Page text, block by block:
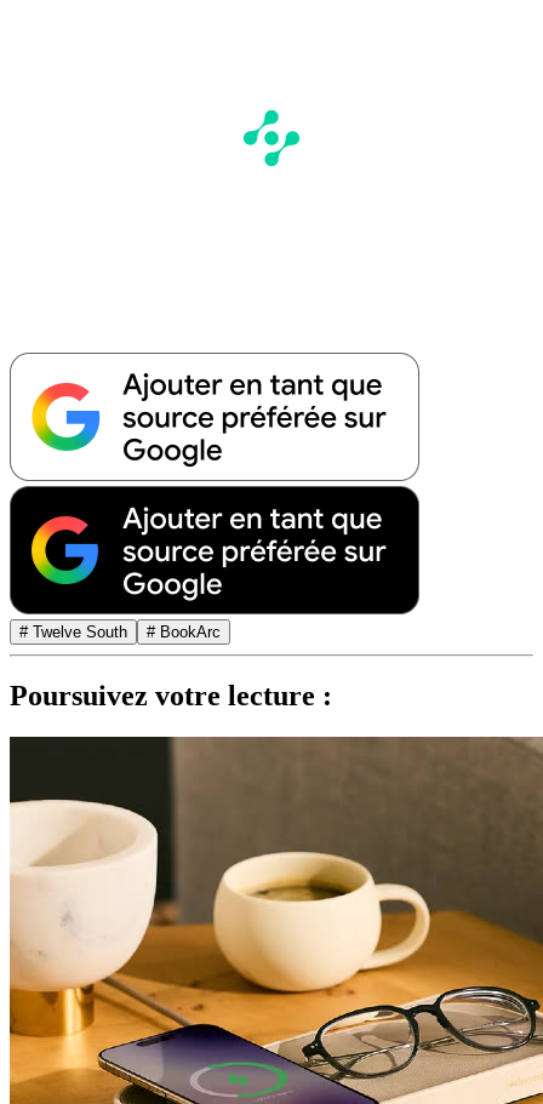
# Twelve South # BookArc
Poursuivez votre lecture :